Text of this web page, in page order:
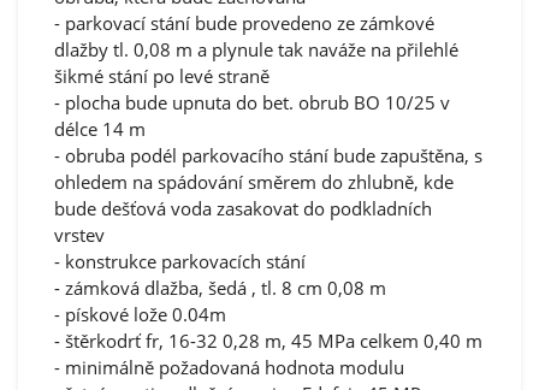
- parkovací stání bude provedeno ze zámkové
dlažby tl. 0,08 m a plynule tak naváže na přilehlé
šikmé stání po levé straně
- plocha bude upnuta do bet. obrub BO 10/25 v
délce 14 m
- obruba podél parkovacího stání bude zapuštěna, s
ohledem na spádování směrem do zhlubně, kde
bude dešťová voda zasakovat do podkladních
vrstev
- konstrukce parkovacích stání
- zámková dlažba, šedá , tl. 8 cm 0,08 m
- pískové lože 0.04m
- štěrkodrť fr, 16-32 0,28 m, 45 MPa celkem 0,40 m
- minimálně požadovaná hodnota modulu